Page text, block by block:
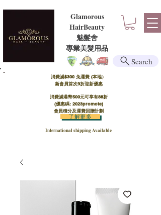
Glamorous
HairBeauty
魅髮舍
​​專業美髮用品
消費滿$300 免運費 (本地）​
新會員首次9折迎新優惠
消費滿港幣500元可享有88折
(優惠碼: 2023promote)
會員積分及運費回贈計劃
International shipping Available
了解更多
Search